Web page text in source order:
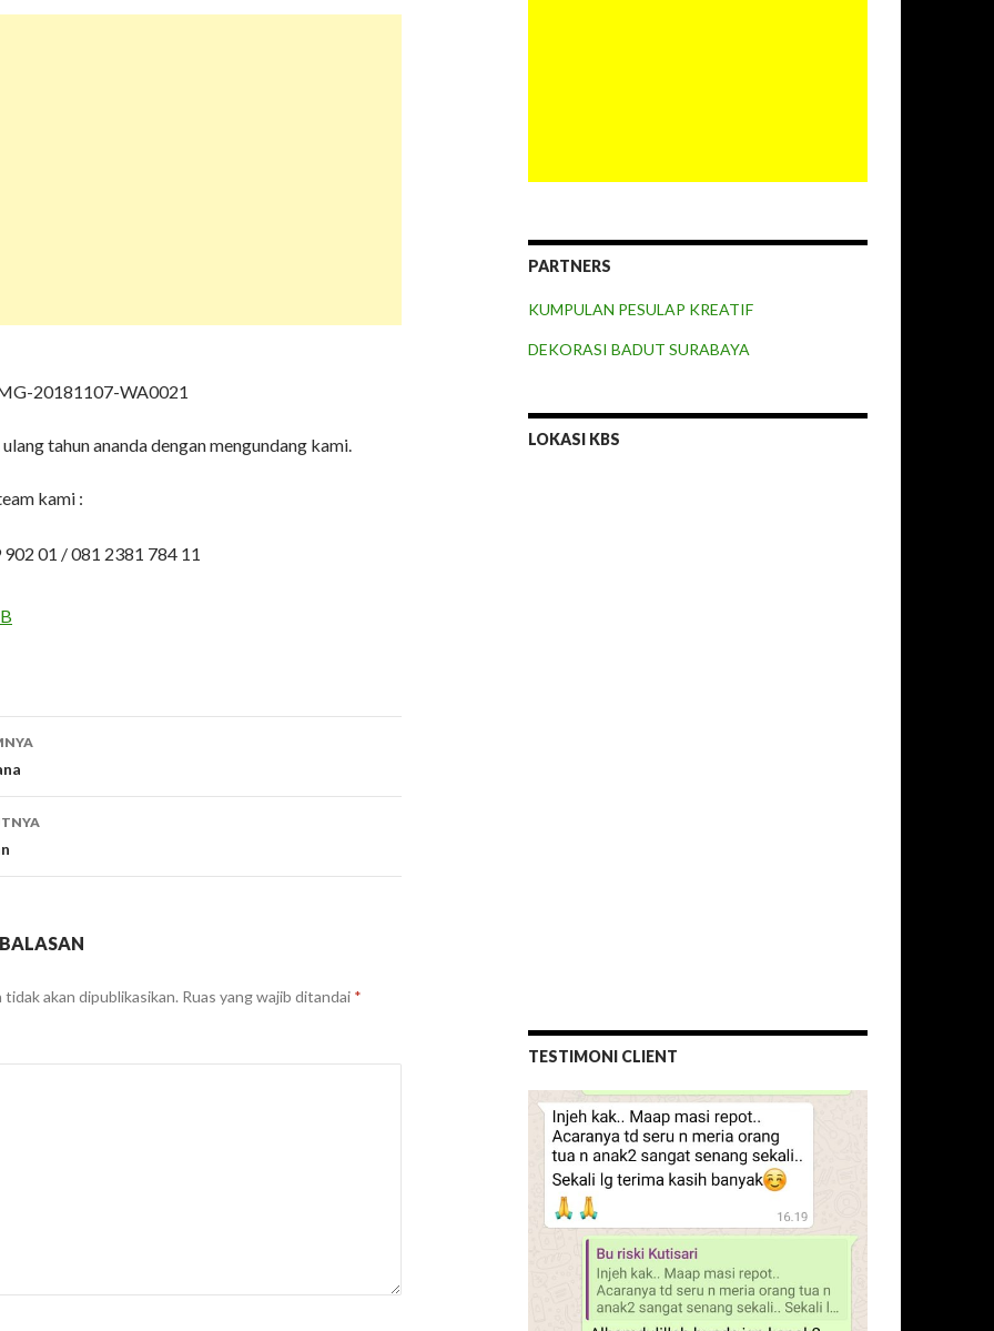
tahun ananda dengan mengundang kami.
kami :
01 / 081 2381 784 11
akan dipublikasikan. Ruas yang wajib ditandai *
PARTNERS
KUMPULAN PESULAP KREATIF
DEKORASI BADUT SURABAYA
LOKASI KBS
TESTIMONI CLIENT